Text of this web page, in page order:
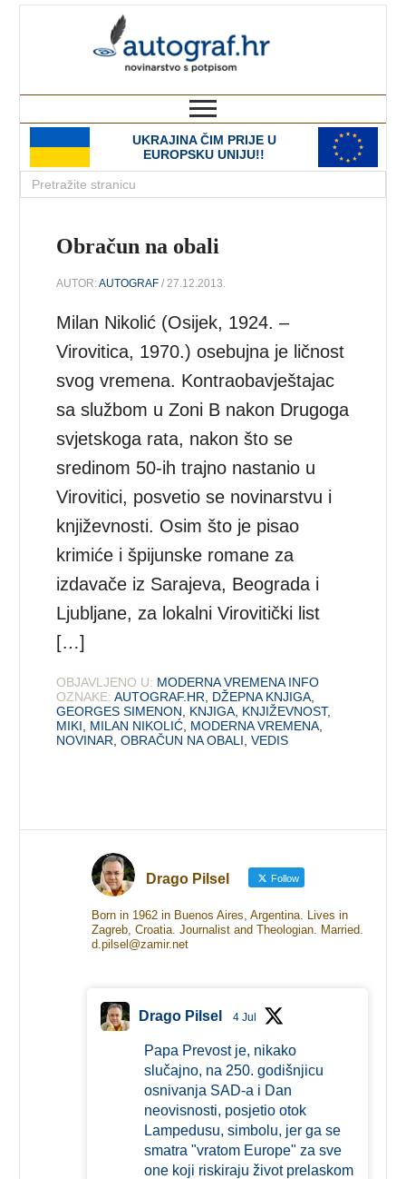
UKRAJINA ČIM PRIJE U
EUROPSKU UNIJU!!
Obračun na obali
AUTOR:AUTOGRAF / 27.12.2013.
Milan Nikolić (Osijek, 1924. –
Virovitica, 1970.) osebujna je ličnost
svog vremena. Kontraobavještajac
sa službom u Zoni B nakon Drugoga
svjetskoga rata, nakon što se
sredinom 50-ih trajno nastanio u
Virovitici, posvetio se novinarstvu i
književnosti. Osim što je pisao
krimiće i špijunske romane za
izdavače iz Sarajeva, Beograda i
Ljubljane, za lokalni Virovitički list
[…]
OBJAVLJENO U: MODERNA VREMENA INFO
OZNAKE: AUTOGRAF.HR DŽEPNA KNJIGA
GEORGES SIMENON
KNJIGA KNJIŽEVNOST,
MIKI
MILAN NIKOLIĆ MODERNA VREMENA
NOVINAR ,OBRAČUN NA OBALI ,VEDIS
Drago Pilsel Follow
Born in 1962 in Buenos Aires, Argentina. Lives in
Zagreb, Croatia. Journalist and Theologian. Married.
d.pilsel@zamir.net
Drago Pilsel 4 Jul
Papa Prevost je, nikako
slučajno, na 250. godišnjicu
osnivanja SAD-a i Dan
neovisnosti, posjetio otok
Lampedusu, simbolu, jer ga se
smatra "vratom Europe" za sve
one koji riskiraju život prelaskom